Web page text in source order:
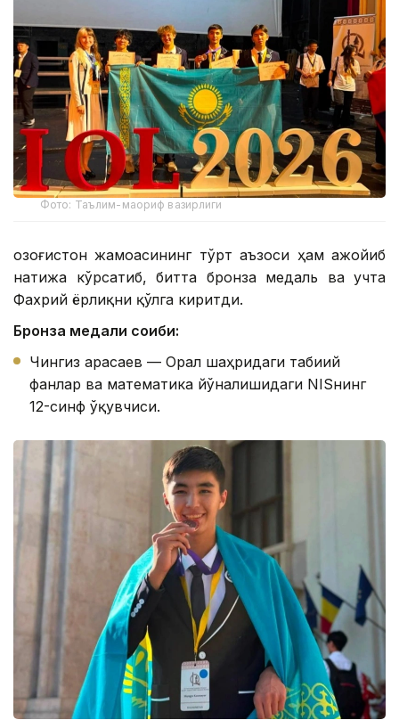
Фото: Таълим-маориф вазирлиги
Қозоғистон жамоасининг тўрт аъзоси ҳам ажойиб
натижа кўрсатиб, битта бронза медаль ва учта
Фахрий ёрлиқни қўлга киритди.
Бронза медали соҳиби:
Чингиз Қарасаев — Орал шаҳридаги табиий
фанлар ва математика йўналишидаги NISнинг
12-синф ўқувчиси.